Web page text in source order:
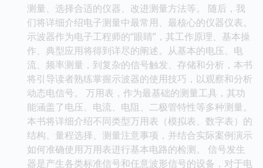
测量、选择合适的仪器、改进测量方法等。 随后，我
们将详细介绍电子测量中最常用、最核心的仪器仪表。
示波器作为电子工程师的“眼睛”，其工作原理、基本操
作、典型应用将得到详尽的阐述。从基本的电压、电
流、频率测量，到复杂的信号触发、存储和分析，本书
将引导读者熟练掌握示波器的使用技巧，以观察和分析
动态电信号。 万用表，作为最基础的测量工具，其功
能涵盖了电压、电流、电阻、二极管特性等多种测量。
本书将详细介绍不同类型万用表（模拟表、数字表）的
结构、量程选择、测量注意事项，并结合实际案例演示
如何准确使用万用表进行基本电路的检测。 信号发生
器是产生各类标准信号和任意波形信号的设备，对于电